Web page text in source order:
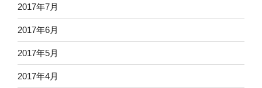
2017年7月
2017年6月
2017年5月
2017年4月